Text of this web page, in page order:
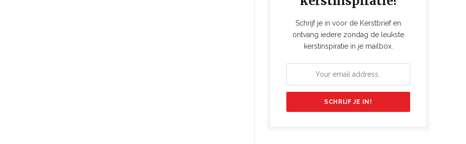
Schrijf je in voor de Kerstbrief en
ontvang iedere zondag de leukste
kerstinspiratie in je mailbox.